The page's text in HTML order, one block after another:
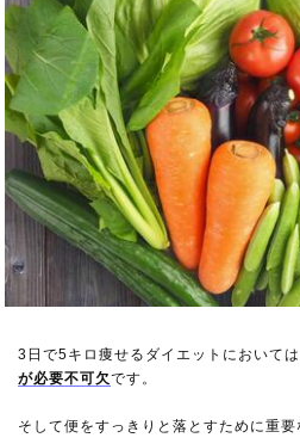
3日で5キロ痩せるダイエットにおいて
が必要不可欠です。
そして便をすっきりと落とすために重